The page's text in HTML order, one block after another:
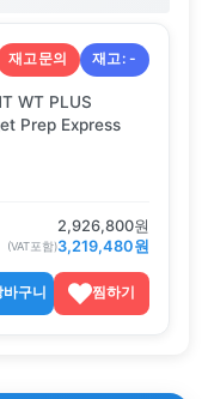
재고문의 재고:-
WT PLUS
Prep Express
2,926,800원
(VAT포함)3,219,480원
바구니 찜하기